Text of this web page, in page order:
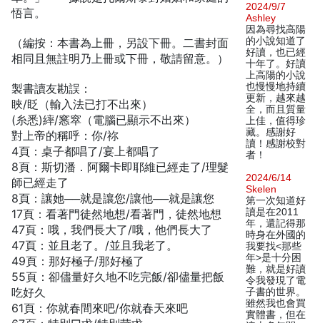
悟言。
（編按：本書為上冊，另設下冊。二書封面
相同且無註明乃上冊或下冊，敬請留意。）
製書讀友勘誤：
䀹/眨（輸入法已打不出來）
(糸悉)繂/窸窣（電腦已顯示不出來）
對上帝的稱呼：你/祢
4頁：桌子都唱了/宴上都唱了
8頁：斯切潘．阿爾卡即耶維已經走了/理髮
師已經走了
8頁：讓她──就是讓您/讓他──就是讓您
17頁：看著門徒然地想/看著門，徒然地想
47頁：哦，我們長大了/哦，他們長大了
47頁：並且老了。/並且我老了。
49頁：那好極子/那好極了
55頁：卻儘量好久地不吃完飯/卻儘量把飯
吃好久
61頁：你就春間來吧/你就春天來吧
2024/9/7
Ashley
因為尋找高陽
的小說知道了
好讀，也已經
十年了。好讀
上高陽的小說
也慢慢地持續
更新，越來越
全，而且質量
上佳，值得珍
藏。感謝好
讀！感謝校對
者！
2024/6/14
Skelen
第一次知道好
讀是在2011
年，還記得那
時身在外國的
我要找<那些
年>是十分困
難，就是好讀
令我發現了電
子書的世界。
雖然我也會買
實體書，但在